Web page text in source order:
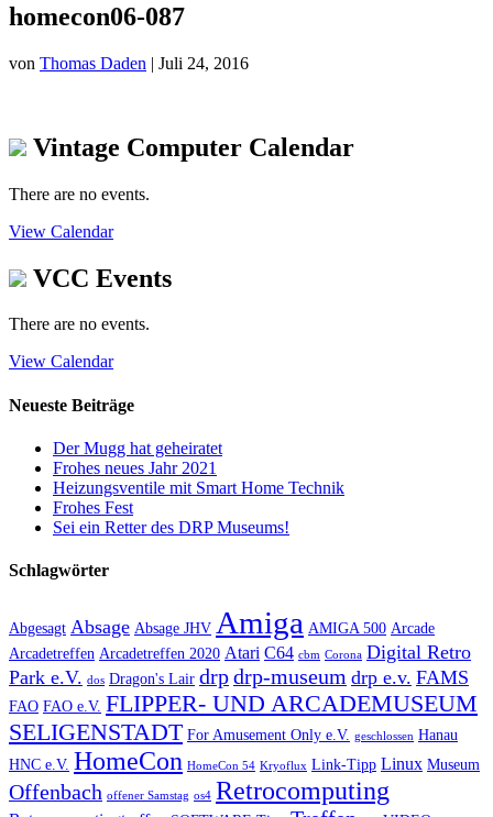
homecon06-087
von Thomas Daden | Juli 24, 2016
Vintage Computer Calendar
There are no events.
View Calendar
VCC Events
There are no events.
View Calendar
Neueste Beiträge
Der Mugg hat geheiratet
Frohes neues Jahr 2021
Heizungsventile mit Smart Home Technik
Frohes Fest
Sei ein Retter des DRP Museums!
Schlagwörter
Abgesagt Absage Absage JHV Amiga AMIGA 500 Arcade
Arcadetreffen Arcadetreffen 2020 Atari C64 cbm Corona Digital Retro
Park e.V. dos Dragon's Lair drpdrp-museum drp e.v. FAMS
FAO FAO e.V. FLIPPER- UND ARCADEMUSEUM
SELIGENSTADT For Amusement Only e.V. geschlossen Hanau
HNC e.V. HomeCon HomeCon 54 Kryoflux Link-Tipp Linux Museum
Offenbach offener Samstag os4 Retrocomputing